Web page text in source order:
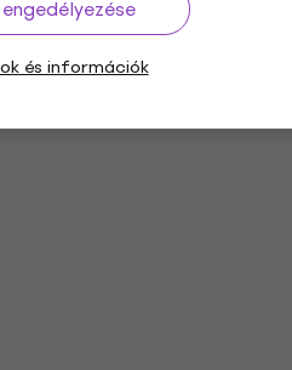
és információk